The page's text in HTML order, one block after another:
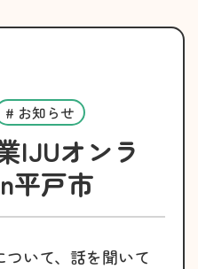
# お知らせ
IJUオンラ
平戸市
いて、話を聞いて